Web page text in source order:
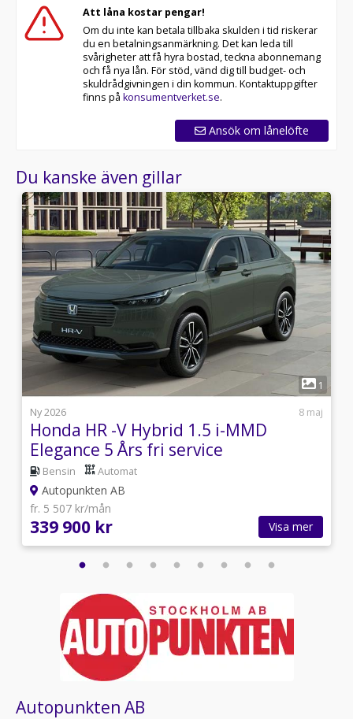
Att låna kostar pengar!
Om du inte kan betala tillbaka skulden i tid riskerar
du en betalningsanmärkning. Det kan leda till
svårigheter att få hyra bostad, teckna abonnemang
och få nya lån. För stöd, vänd dig till budget- och
skuldrådgivningen i din kommun. Kontaktuppgifter
finns på konsumentverket.se.
Ansök om lånelöfte
Du kanske även gillar
1
Ny 2026
8 maj
Honda HR -V Hybrid 1.5 i-MMD
Elegance 5 Års fri service
Bensin Automat
Autopunkten AB
fr. 5 507 kr/mån
339 900 kr Visa mer
Autopunkten AB